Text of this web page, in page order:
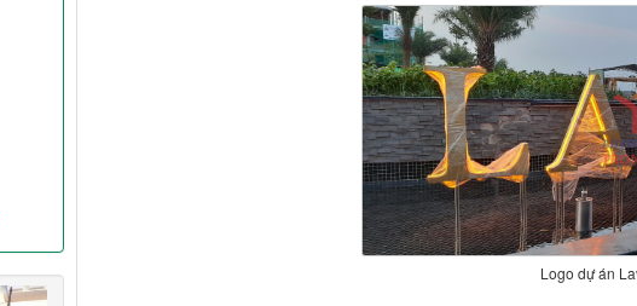
Logo dự án